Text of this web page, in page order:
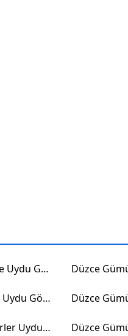
Düzce Gümüşova Yıldıztepe Uydu Görüntüsü
Düzce Gümüşova Soğuksu Uydu Görüntüsü
Düzce Gümüşova Hacıkadirler Uydu Görüntüsü